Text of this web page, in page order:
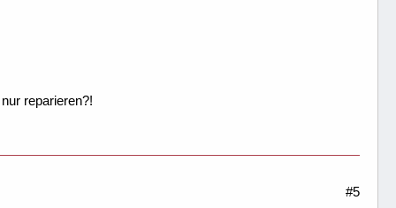
reparieren?!
#5